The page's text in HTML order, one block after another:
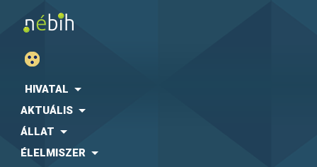
HIVATAL
AKTUÁLIS
ÁLLAT
ÉLELMISZER